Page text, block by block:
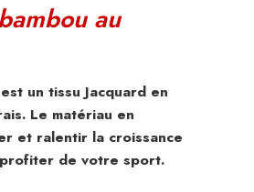
au
un tissu Jacquard en
Le matériau en
et ralentir la croissance
de votre sport.